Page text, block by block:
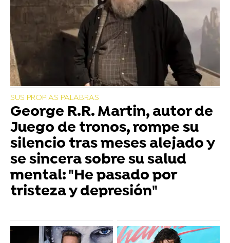
SUS PROPIAS PALABRAS
George R.R. Martin, autor de
Juego de tronos, rompe su
silencio tras meses alejado y
se sincera sobre su salud
mental: "He pasado por
tristeza y depresión"